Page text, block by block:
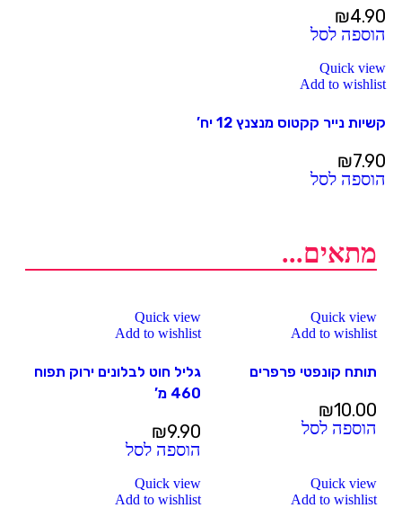
₪4.90
הוספה לסל
Quick view
Add to wishlist
קשיות נייר קקטוס מנצנץ 12 יח’
₪7.90
הוספה לסל
מתאים...
Quick view
Add to wishlist
תותח קונפטי פרפרים
₪10.00
הוספה לסל
Quick view
Add to wishlist
גליל חוט לבלונים ירוק תפוח
460 מ’
₪9.90
הוספה לסל
Quick view
Add to wishlist
Quick view
Add to wishlist